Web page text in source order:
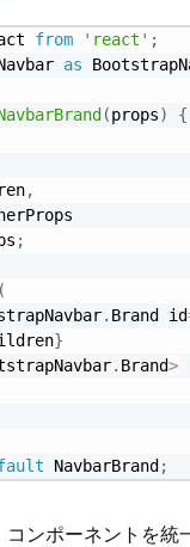
from 'react' ;
as
(props)
{
,
;
(
. Brand id
}
. Brand>
NavbarBrand ;
コンポーネントを統